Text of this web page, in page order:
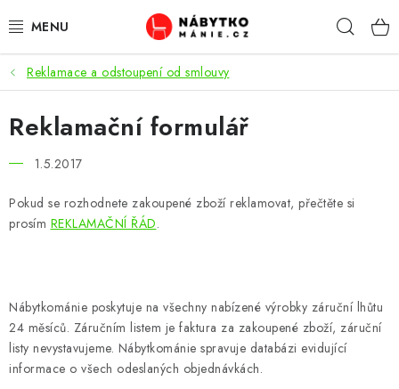
na
OBÝVACÍ POKOJ
KUCHYŇ A JÍDELNA
LOŽNICE
DĚTSKÝ POKOJ
KOUPELNA A WC
PŘEDSÍŇ
Reklamace a odstoupení od smlouvy
Reklamační formulář
1.5.2017
Pokud se rozhodnete zakoupené zboží reklamovat, přečtěte si
prosím REKLAMAČNÍ ŘÁD.
Nábytkománie poskytuje na všechny nabízené výrobky záruční lhůtu
24 měsíců. Záručním listem je faktura za zakoupené zboží, záruční
listy nevystavujeme. Nábytkománie spravuje databázi evidující
informace o všech odeslaných objednávkách.